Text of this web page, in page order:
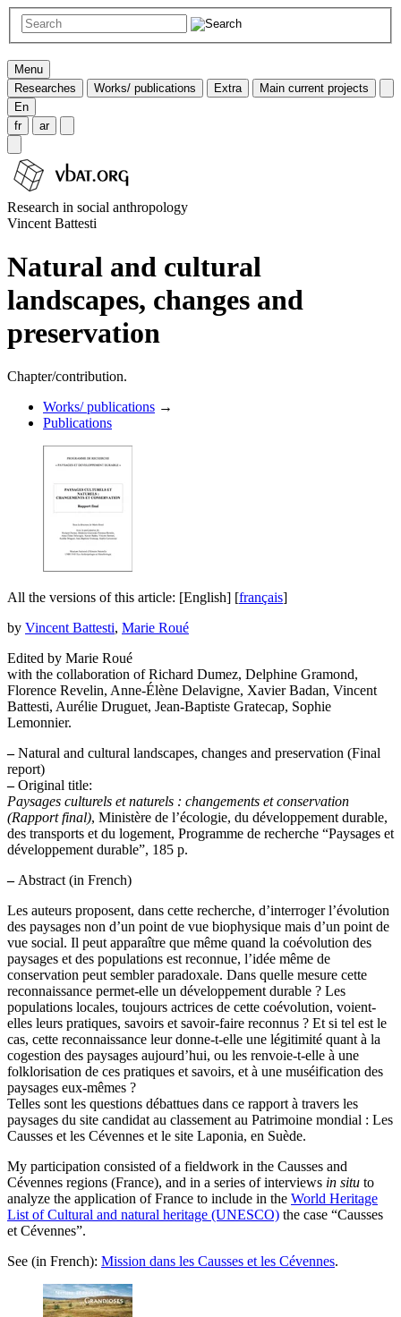
Menu
Researches
Works/ publications Extra
Main current projects
En
fr
ar
Research in social anthropology
Vincent Battesti
Natural and cultural
landscapes, changes and
preservation
Chapter/contribution.
Works/ publications →
Publications
All the versions of this article: [English] [français]
by Vincent Battesti, Marie Roué
Edited by Marie Roué
with the collaboration of Richard Dumez, Delphine Gramond,
Florence Revelin, Anne-Élène Delavigne, Xavier Badan, Vincent
Battesti, Aurélie Druguet, Jean-Baptiste Gratecap, Sophie
Lemonnier.
–Natural and cultural landscapes, changes and preservation (Final
report)
–Original title:
Paysages culturels et naturels : changements et conservation
(Rapport final), Ministère de l’écologie, du développement durable,
des transports et du logement, Programme de recherche “Paysages et
développement durable”, 185 p.
–Abstract (in French)
Les auteurs proposent, dans cette recherche, d’interroger l’évolution
des paysages non d’un point de vue biophysique mais d’un point de
vue social. Il peut apparaître que même quand la coévolution des
paysages et des populations est reconnue, l’idée même de
conservation peut sembler paradoxale. Dans quelle mesure cette
reconnaissance permet-elle un développement durable ? Les
populations locales, toujours actrices de cette coévolution, voient-
elles leurs pratiques, savoirs et savoir-faire reconnus ? Et si tel est le
cas, cette reconnaissance leur donne-t-elle une légitimité quant à la
cogestion des paysages aujourd’hui, ou les renvoie-t-elle à une
folklorisation de ces pratiques et savoirs, et à une muséification des
paysages eux-mêmes ?
Telles sont les questions débattues dans ce rapport à travers les
paysages du site candidat au classement au Patrimoine mondial : Les
Causses et les Cévennes et le site Laponia, en Suède.
My participation consisted of a fieldwork in the Causses and
Cévennes regions (France), and in a series of interviews in situ to
analyze the application of France to include in the World Heritage
List of Cultural and natural heritage (UNESCO) the case “Causses
et Cévennes”.
See (in French): Mission dans les Causses et les Cévennes.